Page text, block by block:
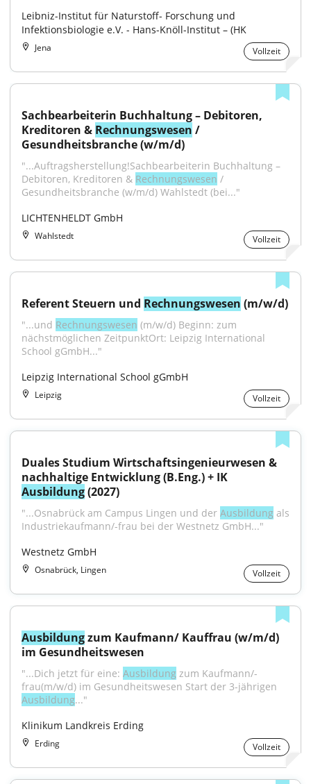
Leibniz-Institut für Naturstoff- Forschung und
Infektionsbiologie e.V. - Hans-Knöll-Institut – (HK
Jena Vollzeit
Sachbearbeiterin Buchhaltung – Debitoren,
Kreditoren & Rechnungswesen /
Gesundheitsbranche (w/m/d)
"...Auftragsherstellung!Sachbearbeiterin Buchhaltung –
Debitoren, Kreditoren & Rechnungswesen /
Gesundheitsbranche (w/m/d) Wahlstedt (bei..."
LICHTENHELDT GmbH
Wahlstedt Vollzeit
Referent Steuern und Rechnungswesen (m/w/d)
"...und Rechnungswesen (m/w/d) Beginn: zum
nächstmöglichen ZeitpunktOrt: Leipzig International
School gGmbH..."
Leipzig International School gGmbH
Leipzig Vollzeit
Duales Studium Wirtschaftsingenieurwesen &
Ausbildung (2027)
"...Osnabrück am Campus Lingen und der Ausbildung als
Industriekaufmann/-frau bei der Westnetz GmbH..."
Westnetz GmbH
Osnabrück, Lingen Vollzeit
Ausbildung zum Kaufmann/ Kauffrau (w/m/d)
im Gesundheitswesen
"...Dich jetzt für eine: Ausbildung zum Kaufmann/-
Ausbildung..."
Klinikum Landkreis Erding
Erding Vollzeit